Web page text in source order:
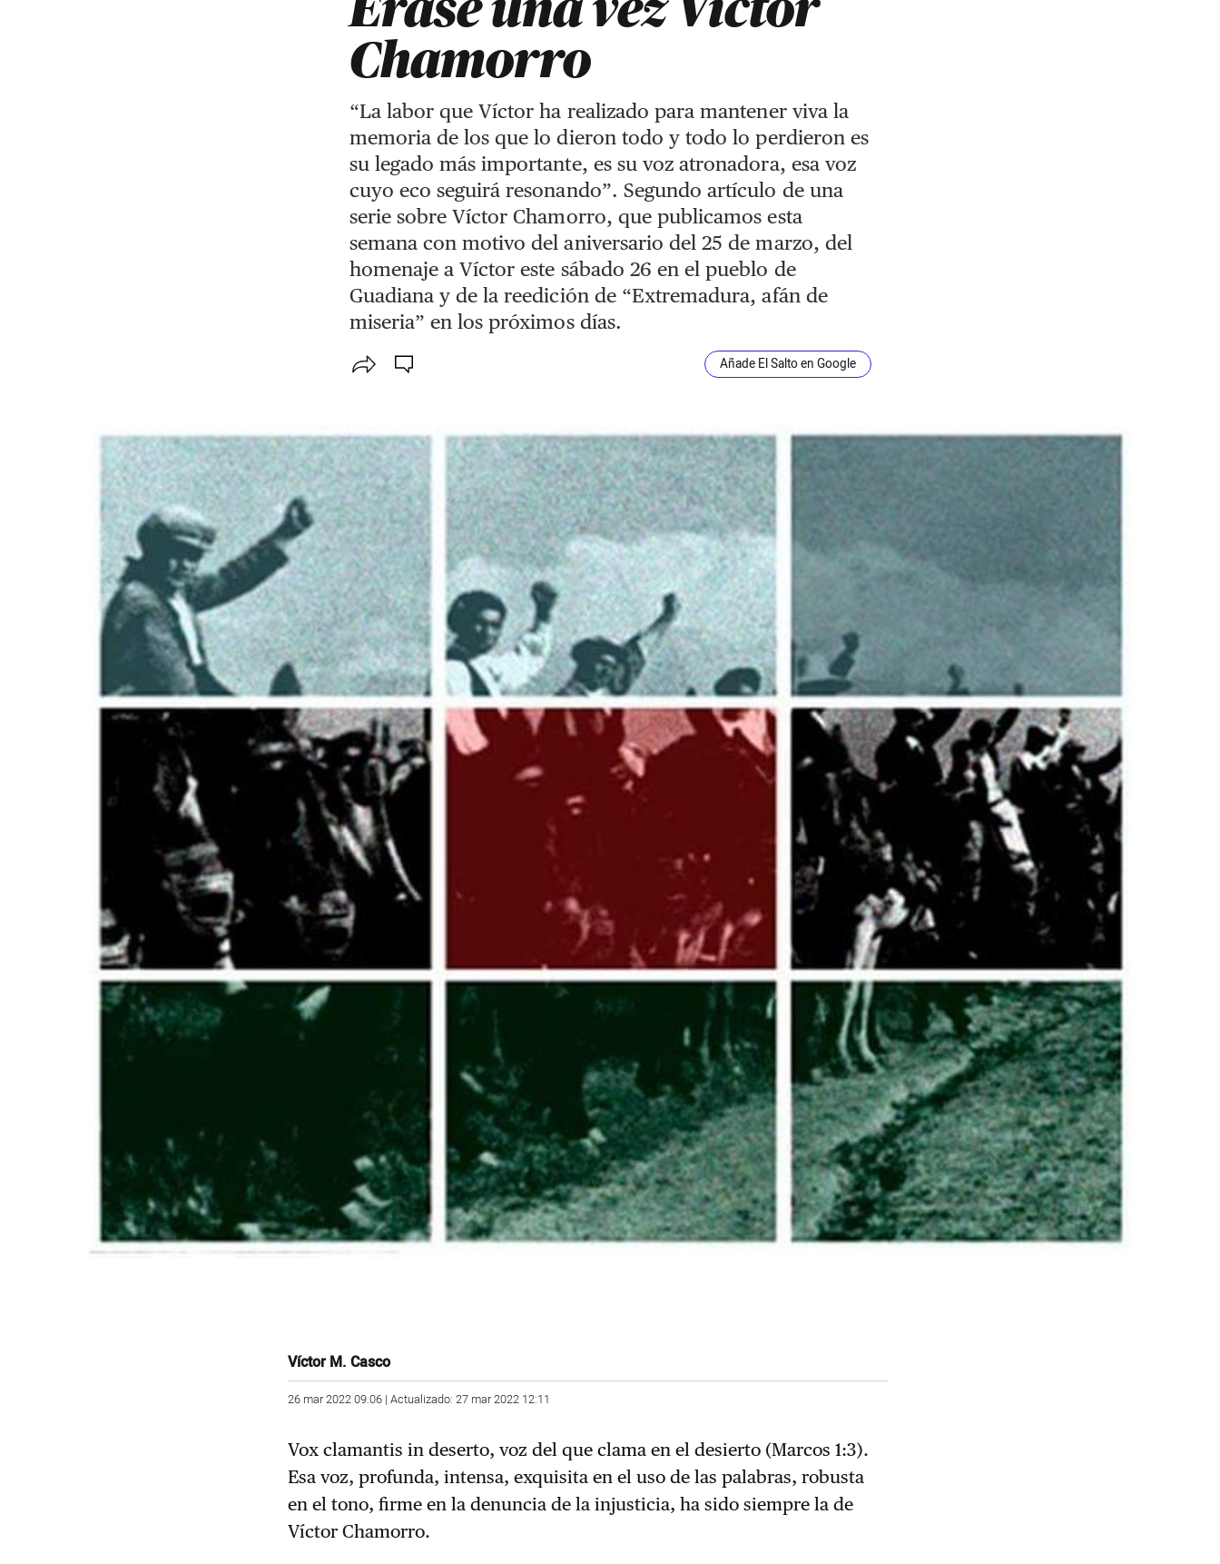
Érase una vez Víctor
Chamorro
“La labor que Víctor ha realizado para mantener viva la
memoria de los que lo dieron todo y todo lo perdieron es
su legado más importante, es su voz atronadora, esa voz
cuyo eco seguirá resonando”. Segundo artículo de una
serie sobre Víctor Chamorro, que publicamos esta
semana con motivo del aniversario del 25 de marzo, del
homenaje a Víctor este sábado 26 en el pueblo de
Guadiana y de la reedición de “Extremadura, afán de
miseria” en los próximos días.
Añade El Salto en Google
Víctor M. Casco
26 mar 2022 09:06 | Actualizado: 27 mar 2022 12:11
Vox clamantis in deserto, voz del que clama en el desierto (Marcos 1:3).
Esa voz, profunda, intensa, exquisita en el uso de las palabras, robusta
en el tono, firme en la denuncia de la injusticia, ha sido siempre la de
Víctor Chamorro.